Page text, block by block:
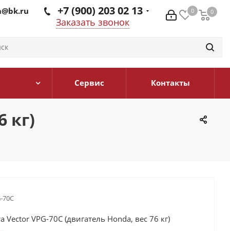
0 0
0
+7 (900) 203 02 13
Заказать звонок
Сервис Контакты
кг)
70С
Vector VPG-70С (двигатель Honda, вес 76 кг)